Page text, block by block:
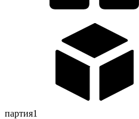
партия1